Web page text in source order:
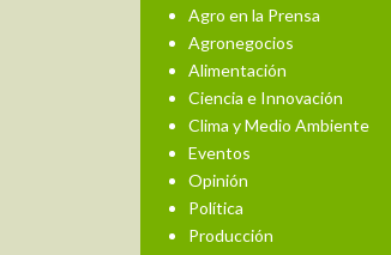
Agro en la Prensa
Agronegocios
Alimentación
Ciencia e Innovación
Clima y Medio Ambiente
Eventos
Opinión
Política
Producción